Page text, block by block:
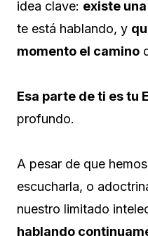
idea clave: existe
te está hablando, y
momento el camino
Esa parte de ti es tu
profundo.
A pesar de que
escucharla, o
nuestro limitado
hablando